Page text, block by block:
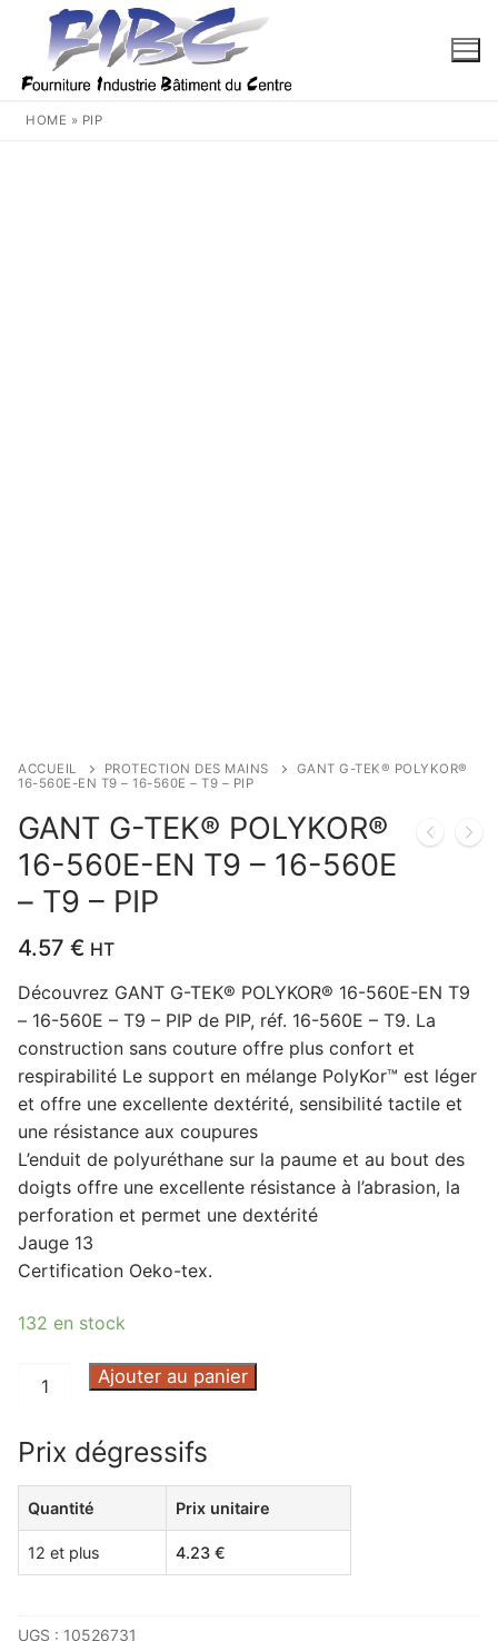
contenu
HOME » PIP
ACCUEIL PROTECTION DES MAINS
GANT G-TEK® POLYKOR®
16-560E-EN T9 – 16-560E – T9 – PIP
GANT G-TEK® POLYKOR®
16-560E-EN T9 – 16-560E
– T9 – PIP
4.57 € HT
Découvrez GANT G-TEK® POLYKOR® 16-560E-EN T9
– 16-560E – T9 – PIP de PIP, réf. 16-560E – T9. La
construction sans couture offre plus confort et
respirabilité Le support en mélange PolyKor™ est léger
et offre une excellente dextérité, sensibilité tactile et
une résistance aux coupures
L’enduit de polyuréthane sur la paume et au bout des
doigts offre une excellente résistance à l’abrasion, la
perforation et permet une dextérité
Jauge 13
Certification Oeko-tex.
132 en stock
quantité
G-
TEK®
POLYKOR®
16-
560E-
T9
Ajouter au panier
Prix dégressifs
Quantité Prix unitaire
12 et plus 4.23 €
UGS : 10526731